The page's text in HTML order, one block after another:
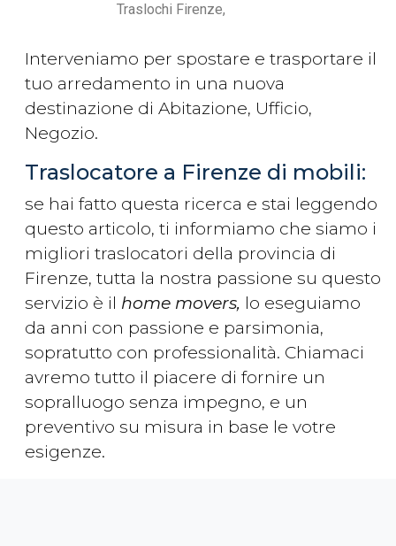
Traslochi Firenze,
Interveniamo per spostare e trasportare il
tuo arredamento in una nuova
destinazione di Abitazione, Ufficio,
Negozio.
Traslocatore a Firenze di mobili:
se hai fatto questa ricerca e stai leggendo
questo articolo, ti informiamo che siamo i
migliori traslocatori della provincia di
Firenze, tutta la nostra passione su questo
servizio è il home movers, lo eseguiamo
da anni con passione e parsimonia,
sopratutto con professionalità. Chiamaci
avremo tutto il piacere di fornire un
sopralluogo senza impegno, e un
preventivo su misura in base le votre
esigenze.